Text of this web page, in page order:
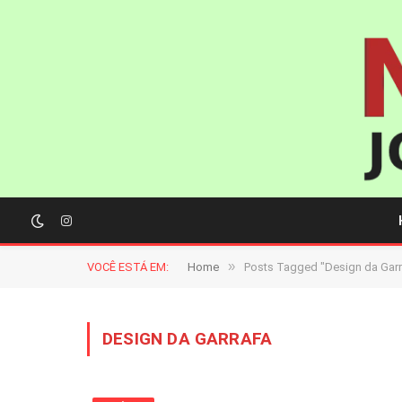
Instagram
VOCÊ ESTÁ EM: Home » Posts Tagged "Design da
DESIGN DA GARRAFA